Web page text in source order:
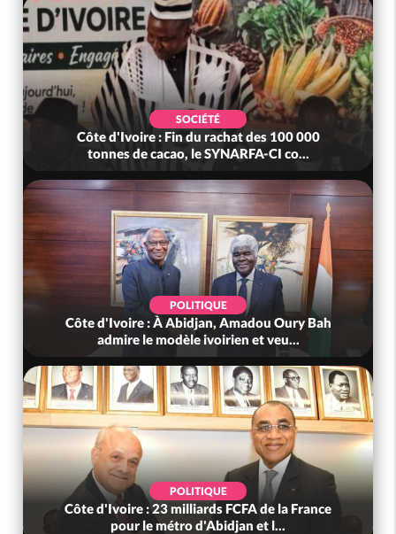
SOCIÉTÉ
Côte d'Ivoire : Fin du rachat des 100 000
tonnes de cacao, le SYNARFA-CI co...
POLITIQUE
Côte d'Ivoire : À Abidjan, Amadou Oury Bah
admire le modèle ivoirien et veu...
POLITIQUE
Côte d'Ivoire : 23 milliards FCFA de la France
pour le métro d'Abidjan et l...